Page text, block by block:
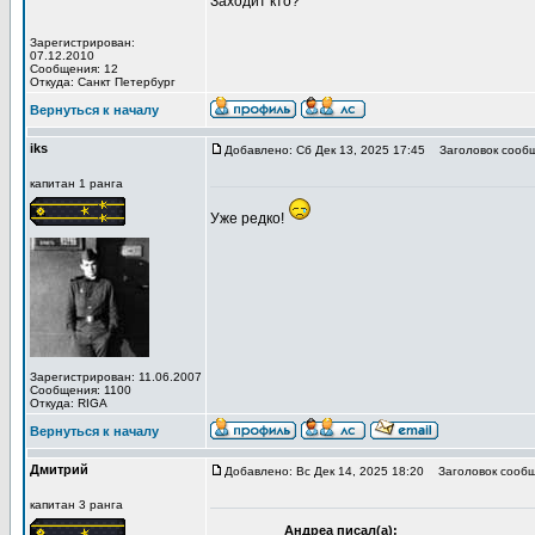
Зарегистрирован:
07.12.2010
Сообщения: 12
Откуда: Санкт Петербург
Вернуться к началу
iks
капитан 1 ранга
Зарегистрирован: 11.06.2007
Сообщения: 1100
Откуда: RIGA
Добавлено: Сб Дек 13, 2025 17:45 Заголовок
Уже редко!
Вернуться к началу
Дмитрий
капитан 3 ранга
Добавлено: Вс Дек 14, 2025 18:20 Заголовок
Андреа писал(а):